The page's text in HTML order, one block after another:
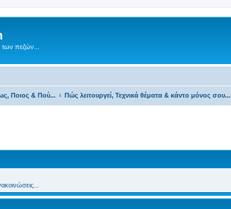
πεζών...
Ποιος & Πού... Πώς λειτουργεί, Τεχνικά θέματα & κάντο μόνος σου...